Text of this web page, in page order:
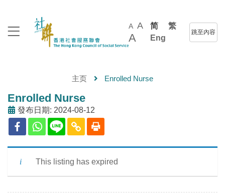
A A
A
简
繁
Eng
跳至內容
主页 Enrolled Nurse
Enrolled Nurse
發布日期: 2024-08-12
This listing has expired